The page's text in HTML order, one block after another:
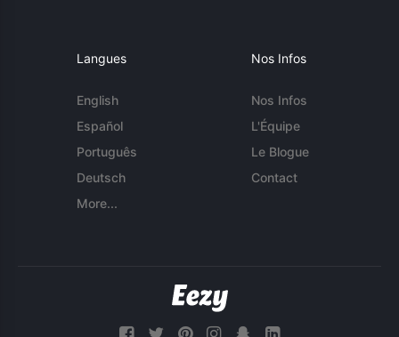
Langues
English
Español
Português
Deutsch
More...
Nos Infos
Nos Infos
L'Équipe
Le Blogue
Contact